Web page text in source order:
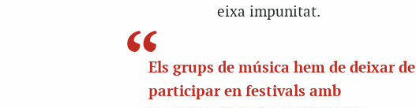
eixa impunitat.
Els grups de música hem de deixar de
participar en festivals amb